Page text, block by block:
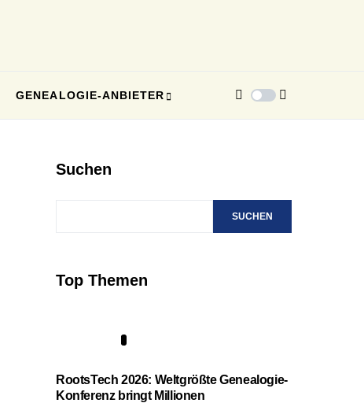
GENEALOGIE-ANBIETER
Suchen
SUCHEN
Top Themen
RootsTech 2026: Weltgrößte Genealogie-
Konferenz bringt Millionen